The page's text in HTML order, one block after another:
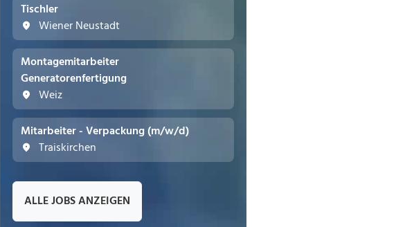
Tischler
Wiener Neustadt
Montagemitarbeiter
Generatorenfertigung
Weiz
Mitarbeiter - Verpackung (m/w/d)
Traiskirchen
ALLE JOBS ANZEIGEN